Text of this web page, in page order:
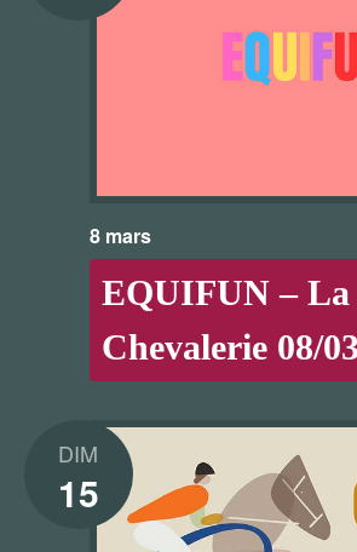
EQUIFUN – La
Chevalerie 08/
8 mars
DIM
15